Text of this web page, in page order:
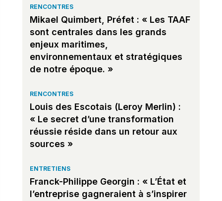
RENCONTRES
Mikael Quimbert, Préfet : « Les TAAF
sont centrales dans les grands
enjeux maritimes,
environnementaux et stratégiques
de notre époque. »
RENCONTRES
Louis des Escotais (Leroy Merlin) :
« Le secret d’une transformation
réussie réside dans un retour aux
sources »
ENTRETIENS
Franck-Philippe Georgin : « L’État et
l’entreprise gagneraient à s’inspirer